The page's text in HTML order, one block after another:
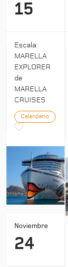
15
Escala:
MARELLA
EXPLORER
de
MARELLA
CRUISES
Calendario
Noviembre
24